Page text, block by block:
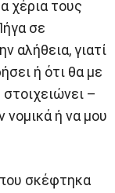
χέρια τους
σε
αλήθεια, γιατί
ή ότι θα με
–
νομικά ή να μου
σκέφτηκα